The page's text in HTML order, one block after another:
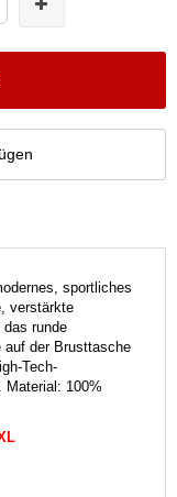
sportliches
verstärkte
runde
auf der Brusttasche
Tech-
Material: 100%